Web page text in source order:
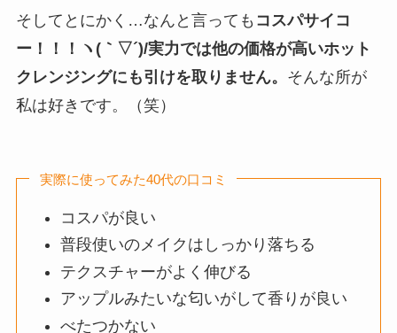
そしてとにかく…なんと言っても コスパサイコ
ー！！！ヽ(｀▽´)/実力では他の価格が高いホット
クレンジングにも引けを取りません。 そんな所が
私は好きです。（笑）
実際に使ってみた40代の口コミ
コスパが良い
普段使いのメイクはしっかり落ちる
テクスチャーがよく伸びる
アップルみたいな匂いがして香りが良い
べたつかない